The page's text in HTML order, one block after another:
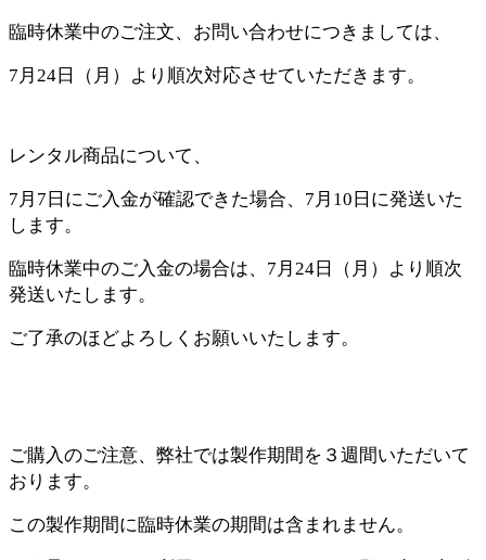
臨時休業中のご注文、お問い合わせにつきましては、
7月24日（月）より順次対応させていただきます。
レンタル商品について、
7月7日にご入金が確認できた場合、7月10日に発送いた
します。
臨時休業中のご入金の場合は、7月24日（月）より順次
発送いたします。
ご了承のほどよろしくお願いいたします。
ご購入のご注意、弊社では製作期間を３週間いただいて
おります。
この製作期間に臨時休業の期間は含まれません。